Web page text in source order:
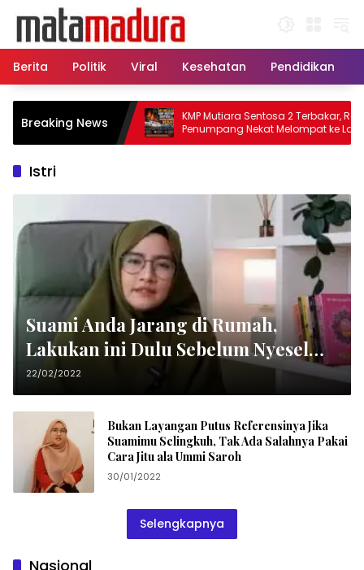
konten
Berita
Politik Viral Kesehatan Pendidikan
Breaking News
11 Kapal Sisir
Korban KMP
KMP Mutiara Sentosa 2 Terbakar, Ratusan
Penumpang Nekat Melompat ke Laut
Istri
Suami Anda Jarang di Rumah,
Lakukan ini Dulu Sebelum Nyesel
Seumur Hidup
22/02/2022
Bukan Layangan Putus Referensinya Jika
Suamimu Selingkuh, Tak Ada Salahnya Pakai
Cara Jitu ala Ummi Saroh
30/01/2022
Selengkapnya
Nasional